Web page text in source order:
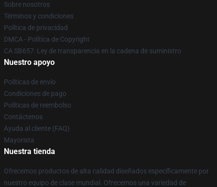
Sobre nosotros
Términos y condiciones
Política de privacidad
DMCA - Política de Copyright
CA SB657: Ley de transparencia en la cadena de suministro
Nuestro apoyo
Políticas de envío
Condiciones de pago
Políticas de reembolso
Contáctenos
Ayuda al cliente (FAQ)
Mayorista
Nuestra tienda
Ofrecemos productos de alta calidad diseñados específicamente por
nuestro equipo de clase mundial. Ofrecemos una variedad de